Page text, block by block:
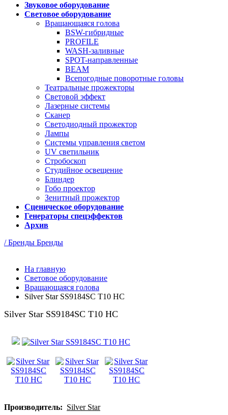
Звуковое оборудование
Световое оборудование
Вращающаяся голова
BSW-гибридные
PROFILE
WASH-заливные
SPOT-направленные
BEAM
Всепогодные поворотные головы
Театральные прожекторы
Световой эффект
Лазерные системы
Сканер
Светодиодный прожектор
Лампы
Системы управления светом
UV светильник
Стробоскоп
Студийное освещение
Блиндер
Гобо проектор
Зенитный прожектор
Сценическое оборудование
Генераторы спецэффектов
Архив
/ Бренды Бренды
На главную
Световое оборудование
Вращающаяся голова
Silver Star SS9184SC T10 HC
Silver Star SS9184SC T10 HC
Производитель: Silver Star